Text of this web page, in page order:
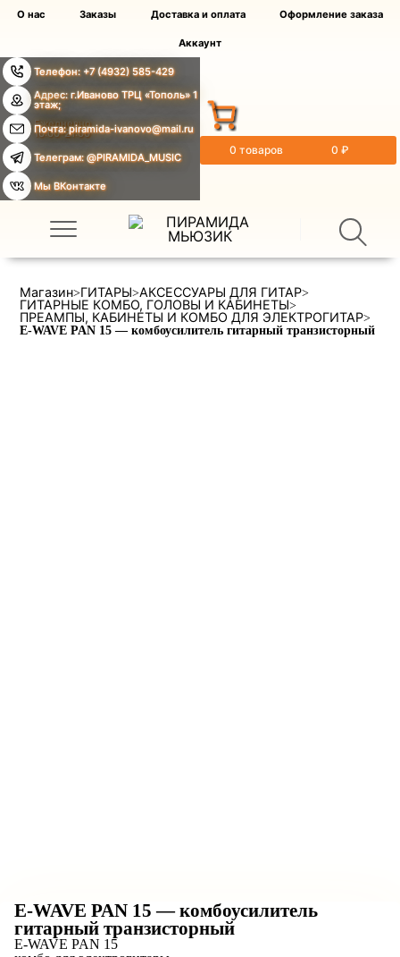
О нас Заказы Доставка и оплата Оформление заказа
Аккаунт
Ежедневно
10:00-21:00
Телефон: +7 (4932) 585-429
Адрес: г.Иваново ТРЦ «Тополь» 1
этаж;
Почта: piramida-ivanovo@mail.ru
Телеграм: @PIRAMIDA_MUSIC
Мы ВКонтакте
0 товаров 0 ₽
Магазин>ГИТАРЫ>АКСЕССУАРЫ ДЛЯ ГИТАР>
ГИТАРНЫЕ КОМБО, ГОЛОВЫ И КАБИНЕТЫ>
ПРЕАМПЫ, КАБИНЕТЫ И КОМБО ДЛЯ ЭЛЕКТРОГИТАР>
E-WAVE PAN 15 — комбоусилитель гитарный транзисторный
E-WAVE PAN 15 — комбоусилитель
гитарный транзисторный
E-WAVE PAN 15